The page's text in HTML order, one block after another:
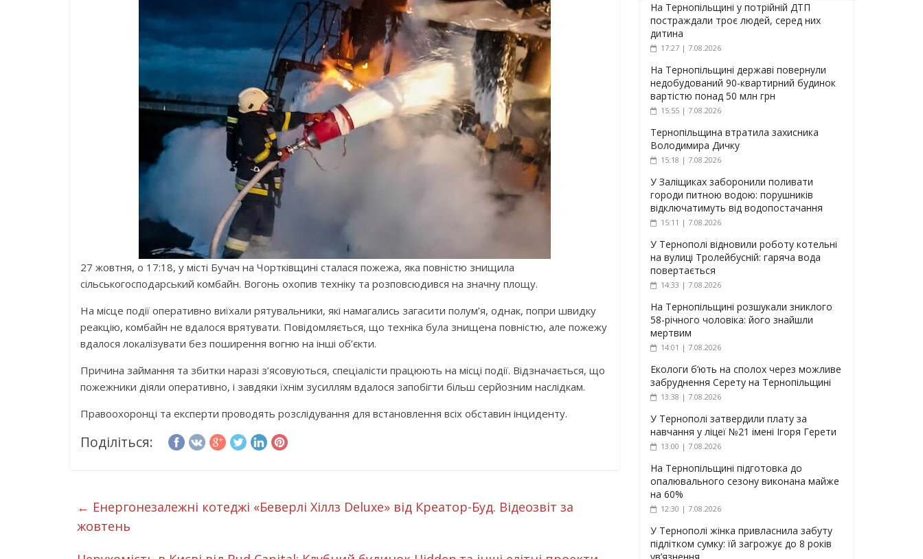
27 жовтня, о 17:18, у місті Бучач на Чортківщині сталася пожежа, яка повністю знищила
сільськогосподарський комбайн. Вогонь охопив техніку та розповсюдився на значну площу.
На місце події оперативно виїхали рятувальники, які намагались загасити полум’я, однак, попри швидку
реакцію, комбайн не вдалося врятувати. Повідомляється, що техніка була знищена повністю, але пожежу
вдалося локалізувати без поширення вогню на інші об’єкти.
Причина займання та збитки наразі з’ясовуються, спеціалісти працюють на місці події. Відзначається, що
пожежники діяли оперативно, і завдяки їхнім зусиллям вдалося запобігти більш серйозним наслідкам.
Правоохоронці та експерти проводять розслідування для встановлення всіх обставин інциденту.
Поділіться:
← Енергонезалежні котеджі «Беверлі Хіллз Deluxe» від Креатор-Буд. Відеозвіт за
жовтень
На Тернопільщині у потрійній ДТП
постраждали троє людей, серед них
дитина
17:27 | 7.08.2026
На Тернопільщині державі повернули
недобудований 90-квартирний будинок
вартістю понад 50 млн грн
15:55 | 7.08.2026
Тернопільщина втратила захисника
Володимира Дичку
15:18 | 7.08.2026
У Заліщиках заборонили поливати
городи питною водою: порушників
відключатимуть від водопостачання
15:11 | 7.08.2026
У Тернополі відновили роботу котельні
на вулиці Тролейбусній: гаряча вода
повертається
14:33 | 7.08.2026
На Тернопільщині розшукали зниклого
58-річного чоловіка: його знайшли
мертвим
14:01 | 7.08.2026
Екологи б’ють на сполох через можливе
забруднення Серету на Тернопільщині
13:38 | 7.08.2026
У Тернополі затвердили плату за
навчання у ліцеї №21 імені Ігоря Герети
13:00 | 7.08.2026
На Тернопільщині підготовка до
опалювального сезону виконана майже
на 60%
12:30 | 7.08.2026
У Тернополі жінка привласнила забуту
підлітком сумку: їй загрожує до 8 років